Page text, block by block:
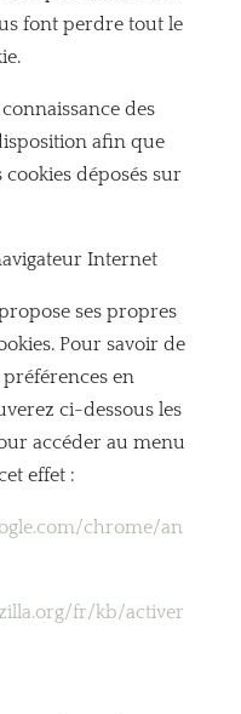
font perdre tout le
des
afin que
déposés sur
Internet
ses propres
Pour savoir de
en
ci-dessous les
accéder au menu
effet :
chrome/an
fr/kb/activer